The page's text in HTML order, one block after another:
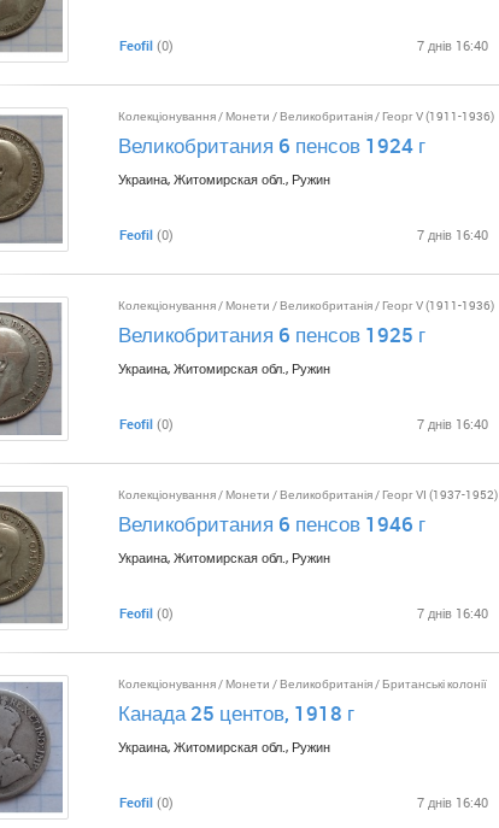
Feofil (0) 7 днів 16:40
Колекціонування/ Монети / Великобританія/ Георг V (1911-1936)
Великобритания 6 пенсов 1924 г
Украина, Житомирская обл., Ружин
Feofil (0) 7 днів 16:40
Колекціонування/ Монети / Великобританія/ Георг V (1911-1936)
Великобритания 6 пенсов 1925 г
Украина, Житомирская обл., Ружин
Feofil (0) 7 днів 16:40
Колекціонування/ Монети / Великобританія/ Георг VI (1937-1952)
Великобритания 6 пенсов 1946 г
Украина, Житомирская обл., Ружин
Feofil (0) 7 днів 16:40
Колекціонування/ Монети / Великобританія/ Британські колонії
Канада 25 центов, 1918 г
Украина, Житомирская обл., Ружин
Feofil (0) 7 днів 16:40